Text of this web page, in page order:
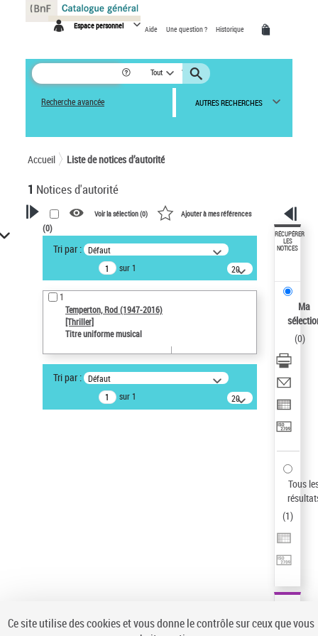
Espace personnel Aide Une question ? Historique
Tout
Recherche avancée AUTRES RECHERCHES
Accueil Liste de notices d’autorité
1 Notices d'autorité
VOTRE RECHERCHE
Recherche avancée dans les
notices d’autorité
Œuvres liées à l'auteur :
Temperton, Rod (1947-2016)
Auteur d’œuvre
Type de notice d'autorité
Titre uniforme musical
Statut de la notice d’autorité
Voir la sélection (0) Ajouter à mes références
(0)
Tri par : Défaut
sur 1
20
résultats/page
1
Temperton, Rod (1947-2016)
[Thriller]
Titre uniforme musical
Tri par : Défaut
sur 1
20
résultats/page
RÉCUPÉRER
LES
NOTICES
Ma
(0)
Tous
(1)
Panneau de gestion des cookies
Ce site utilise des cookies et vous donne le contrôle sur ceux que vous